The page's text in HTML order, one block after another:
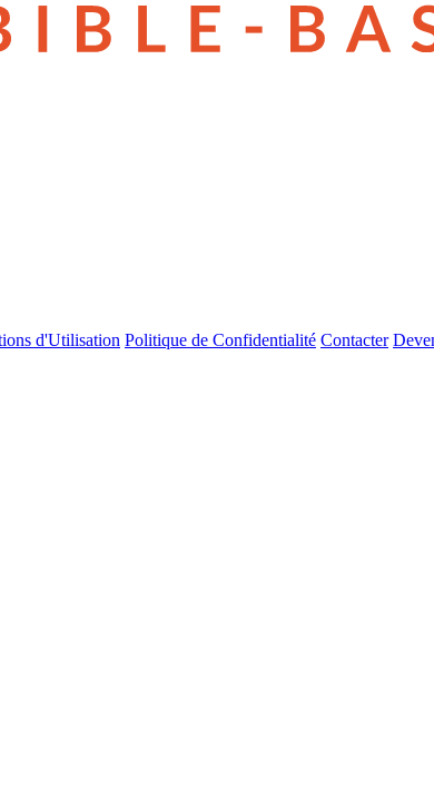
d'Utilisation Politique de Confidentialité Contacter